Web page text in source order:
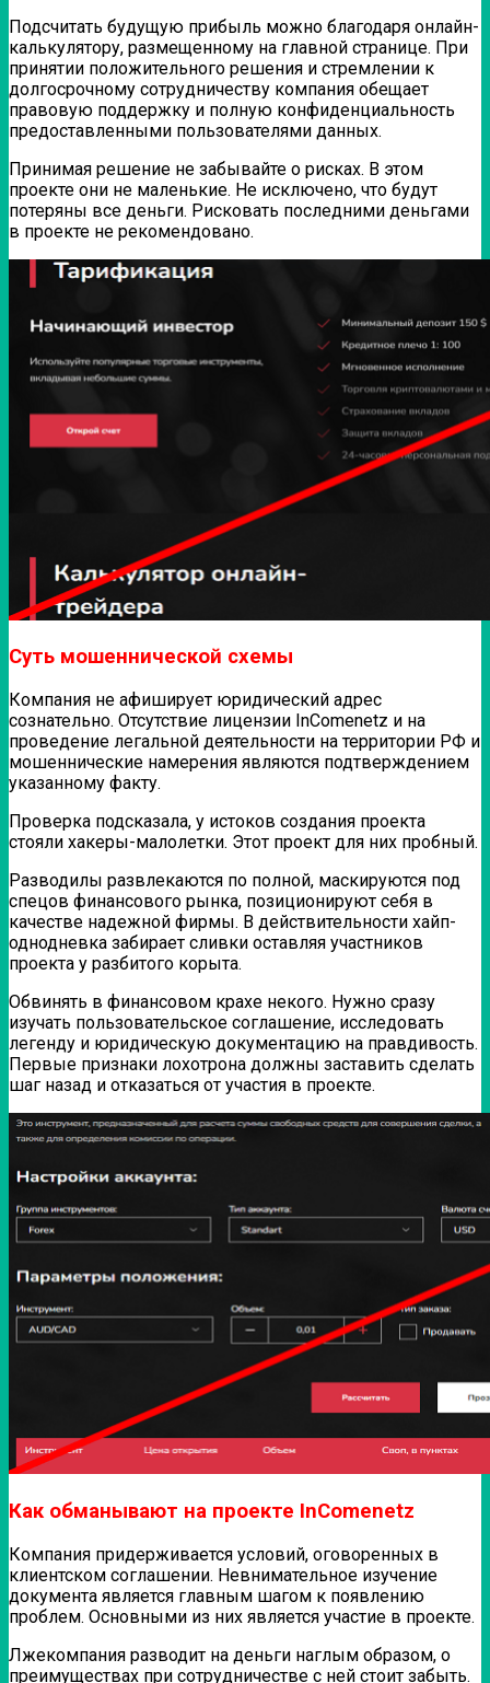
Подсчитать будущую прибыль можно благодаря онлайн-
калькулятору, размещенному на главной странице. При
принятии положительного решения и стремлении к
долгосрочному сотрудничеству компания обещает
правовую поддержку и полную конфиденциальность
предоставленными пользователями данных.
Принимая решение не забывайте о рисках. В этом
проекте они не маленькие. Не исключено, что будут
потеряны все деньги. Рисковать последними деньгами
в проекте не рекомендовано.
Суть мошеннической схемы
Компания не афиширует юридический адрес
сознательно. Отсутствие лицензии InComenetz и на
проведение легальной деятельности на территории РФ и
мошеннические намерения являются подтверждением
указанному факту.
Проверка подсказала, у истоков создания проекта
стояли хакеры-малолетки. Этот проект для них пробный.
Разводилы развлекаются по полной, маскируются под
спецов финансового рынка, позиционируют себя в
качестве надежной фирмы. В действительности хайп-
однодневка забирает сливки оставляя участников
проекта у разбитого корыта.
Обвинять в финансовом крахе некого. Нужно сразу
изучать пользовательское соглашение, исследовать
легенду и юридическую документацию на правдивость.
Первые признаки лохотрона должны заставить сделать
шаг назад и отказаться от участия в проекте.
Как обманывают на проекте InComenetz
Компания придерживается условий, оговоренных в
клиентском соглашении. Невнимательное изучение
документа является главным шагом к появлению
проблем. Основными из них является участие в проекте.
Лжекомпания разводит на деньги наглым образом, о
преимуществах при сотрудничестве с ней стоит забыть.